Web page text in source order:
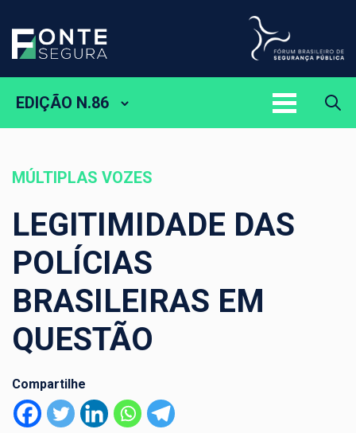
EDIÇÃO N.86
MÚLTIPLAS VOZES
LEGITIMIDADE DAS
POLÍCIAS
BRASILEIRAS EM
QUESTÃO
Compartilhe